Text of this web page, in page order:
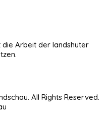
Arbeit der landshuter
All Rights Reserved.